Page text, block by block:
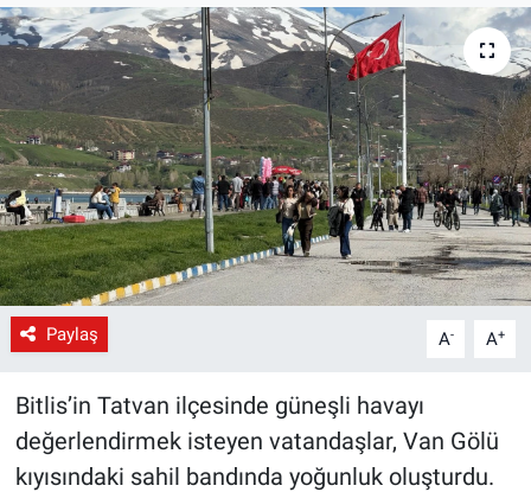
Paylaş A- A+
Bitlis’in Tatvan ilçesinde güneşli havayı
değerlendirmek isteyen vatandaşlar, Van Gölü
kıyısındaki sahil bandında yoğunluk oluşturdu.
Magazin
Politika
Resmi İlanlar
Sağlık
Siyaset
Spor
Yerel